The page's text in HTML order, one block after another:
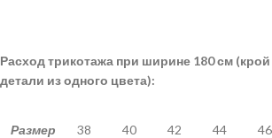
Расход трикотажа при ширине 180 см
детали из одного цвета):
Размер 38 40 42 44 46